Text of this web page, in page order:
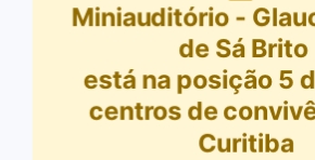
Miniauditório -
de Sá Brito
está na posição 5
centros de
Curitiba